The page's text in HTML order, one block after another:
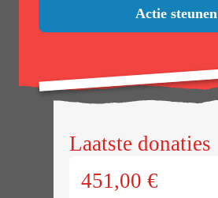
Actie steunen
Laatste donaties
451,00 €